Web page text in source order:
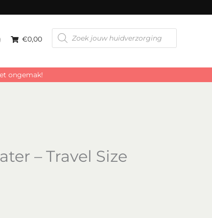
€0,00
Producten
zoeken
ongemak!
– Travel Size
aantal